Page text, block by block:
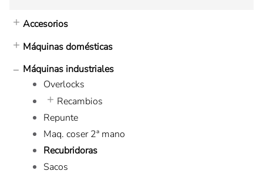
Accesorios
Máquinas domésticas
Máquinas industriales
Overlocks
Recambios
Repunte
Maq. coser 2ª mano
Recubridoras
Sacos